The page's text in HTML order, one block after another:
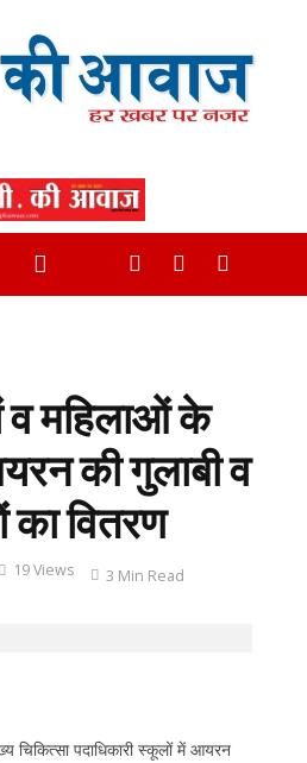
व महिलाओं के
की गुलाबी व
का वितरण
19 Views 3 Min Read
चिकित्सा पदाधिकारी स्कूलों में आयरन